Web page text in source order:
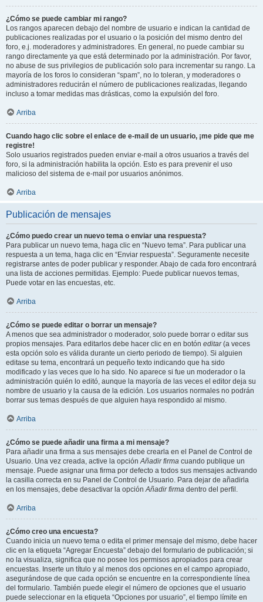
¿Cómo se puede cambiar mi rango?
Los rangos aparecen debajo del nombre de usuario e indican la cantidad de
publicaciones realizadas por el usuario o la posición del mismo dentro del
foro, e.j. moderadores y administradores. En general, no puede cambiar su
rango directamente ya que está determinado por la administración. Por favor,
no abuse de sus privilegios de publicación solo para incrementar su rango. La
mayoría de los foros lo consideran “spam”, no lo toleran, y moderadores o
administradores reducirán el número de publicaciones realizadas, llegando
incluso a tomar medidas mas drásticas, como la expulsión del foro.
Arriba
Cuando hago clic sobre el enlace de e-mail de un usuario, ¡me pide que me
registre!
Solo usuarios registrados pueden enviar e-mail a otros usuarios a través del
foro, si la administración habilita la opción. Esto es para prevenir el uso
malicioso del sistema de e-mail por usuarios anónimos.
Arriba
Publicación de mensajes
¿Cómo puedo crear un nuevo tema o enviar una respuesta?
Para publicar un nuevo tema, haga clic en “Nuevo tema”. Para publicar una
respuesta a un tema, haga clic en “Enviar respuesta”. Seguramente necesite
registrarse antes de poder publicar y responder. Abajo de cada foro encontrará
una lista de acciones permitidas. Ejemplo: Puede publicar nuevos temas,
Puede votar en las encuestas, etc.
Arriba
¿Cómo se puede editar o borrar un mensaje?
A menos que sea administrador o moderador, solo puede borrar o editar sus
propios mensajes. Para editarlos debe hacer clic en en botón editar(a veces
esta opción solo es válida durante un cierto periodo de tiempo). Si alguien
editase su tema, encontrará un pequeño texto indicando que ha sido
modificado y las veces que lo ha sido. No aparece si fue un moderador o la
administración quién lo editó, aunque la mayoría de las veces el editor deja su
nombre de usuario y la causa de la edición. Los usuarios normales no podrán
borrar sus temas después de que alguien haya respondido al mismo.
Arriba
¿Cómo se puede añadir una firma a mi mensaje?
Para añadir una firma a sus mensajes debe crearla en el Panel de Control de
Usuario. Una vez creada, active la opciónAñadir firma cuando publique un
mensaje. Puede asignar una firma por defecto a todos sus mensajes activando
la casilla correcta en su Panel de Control de Usuario. Para dejar de añadirla
en los mensajes, debe desactivar la opciónAñadir firma dentro del perfil.
Arriba
¿Cómo creo una encuesta?
Cuando inicia un nuevo tema o edita el primer mensaje del mismo, debe hacer
clic en la etiqueta “Agregar Encuesta” debajo del formulario de publicación; si
no la visualiza, significa que no posee los permisos apropiados para crear
encuestas. Inserte un título y al menos dos opciones en el campo apropiado,
asegurándose de que cada opción se encuentre en la correspondiente línea
del formulario. También puede elegir el número de opciones que el usuario
puede seleccionar en la etiqueta “Opciones por usuario”, el tiempo límite en